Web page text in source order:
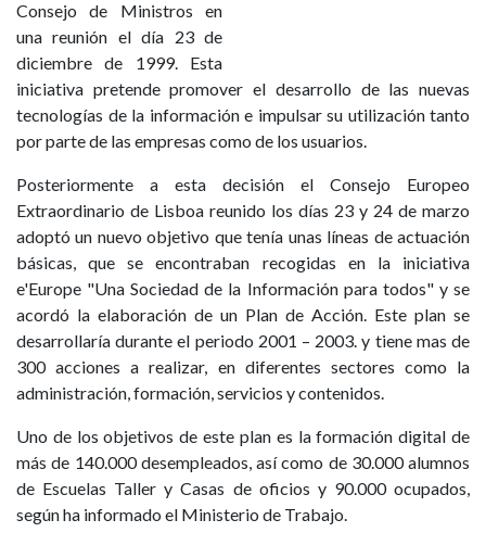
Consejo de Ministros en
una reunión el día 23 de
diciembre de 1999. Esta
iniciativa pretende promover el desarrollo de las nuevas
tecnologías de la información e impulsar su utilización tanto
por parte de las empresas como de los usuarios.
Posteriormente a esta decisión el Consejo Europeo
Extraordinario de Lisboa reunido los días 23 y 24 de marzo
adoptó un nuevo objetivo que tenía unas líneas de actuación
básicas, que se encontraban recogidas en la iniciativa
e'Europe "Una Sociedad de la Información para todos" y se
acordó la elaboración de un Plan de Acción. Este plan se
desarrollaría durante el periodo 2001 – 2003. y tiene mas de
300 acciones a realizar, en diferentes sectores como la
administración, formación, servicios y contenidos.
Uno de los objetivos de este plan es la formación digital de
más de 140.000 desempleados, así como de 30.000 alumnos
de Escuelas Taller y Casas de oficios y 90.000 ocupados,
según ha informado el Ministerio de Trabajo.